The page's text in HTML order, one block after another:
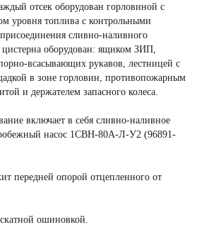
отсек оборудован горловиной с
уровня топлива с контрольными
сливно-наливного
оборудован: ящиком ЗИП,
всасывающих рукавов, лестницей с
в зоне горловин, противопожарным
и держателем запасного колеса.
включает в себя сливно-наливное
насос 1СВН-80А-Л-У2 (96891-
передней опорой отцепленного от
ошиновкой.